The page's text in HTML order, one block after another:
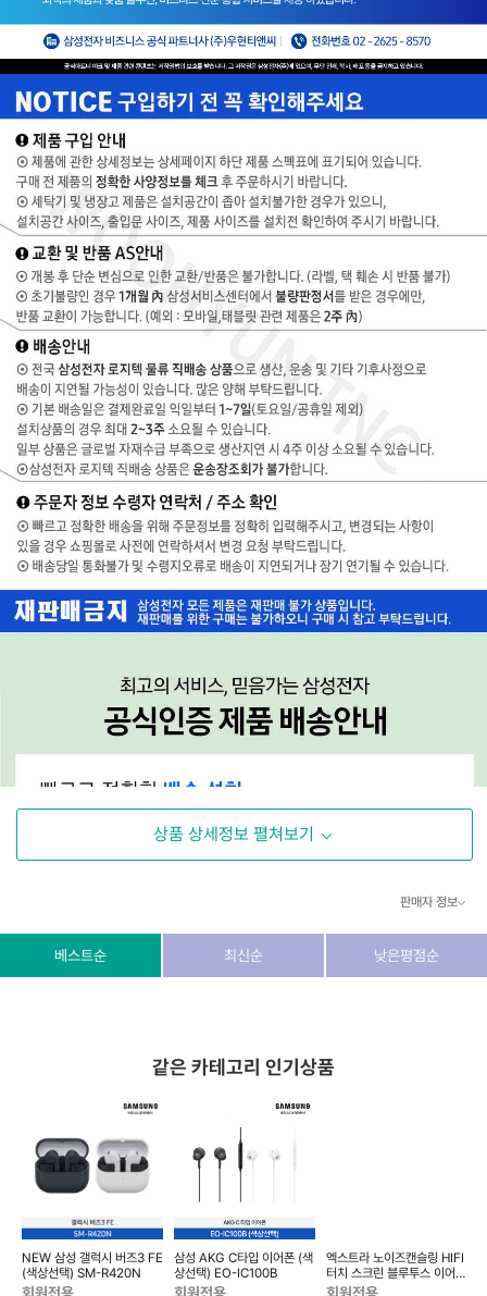
상품 상세정보 펼쳐보기
판매자 정보
상호/대표자 (주) 동이커머스
dongeecom@naver.com
소재지 경기도 고양시 덕양구 꽃마을로64, 1235호
베스트순 최신순 낮은평점순
같은 카테고리 인기상품
NEW 삼성 갤럭시 버즈3 FE
(색상선택) SM-R420N
회원전용
삼성 AKG C타입 이어폰 (색
상선택) EO-IC100B
회원전용
엑스트라 노이즈캔슬링 HIFI
터치 스크린 블루투스 이어폰
gni 517
회원전용